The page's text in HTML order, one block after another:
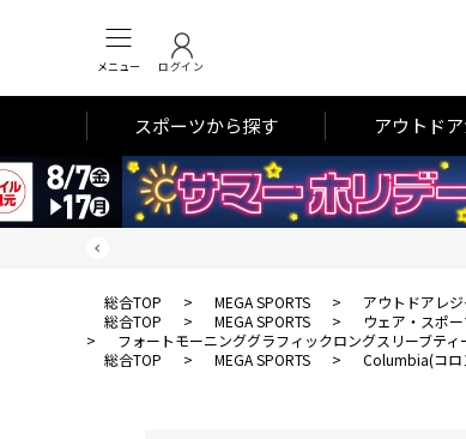
メニュー ログイン
スポーツから探す アウトド
総合TOP > MEGA SPORTS > アウトドアレジ
総合TOP
> MEGA SPORTS > ウェア・スポ
>
フォートモーニンググラフィックロングスリーブティ
総合TOP
> MEGA SPORTS > Columbia(コロ